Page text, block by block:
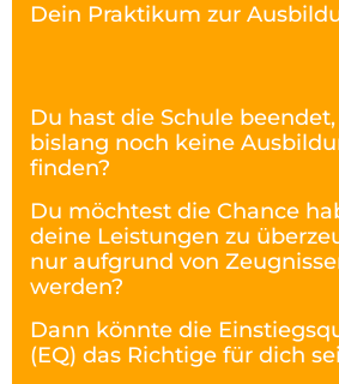
Dein Praktikum zur
Du hast die Schule
bislang noch keine
finden?
Du möchtest die Chance
deine Leistungen zu über
nur aufgrund von
werden?
Dann könnte die
(EQ) das Richtige für dich